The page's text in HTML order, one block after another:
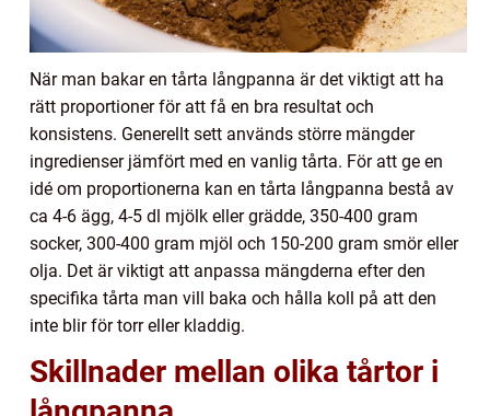
När man bakar en tårta långpanna är det viktigt att ha
rätt proportioner för att få en bra resultat och
konsistens. Generellt sett används större mängder
ingredienser jämfört med en vanlig tårta. För att ge en
idé om proportionerna kan en tårta långpanna bestå av
ca 4-6 ägg, 4-5 dl mjölk eller grädde, 350-400 gram
socker, 300-400 gram mjöl och 150-200 gram smör eller
olja. Det är viktigt att anpassa mängderna efter den
specifika tårta man vill baka och hålla koll på att den
inte blir för torr eller kladdig.
Skillnader mellan olika tårtor i